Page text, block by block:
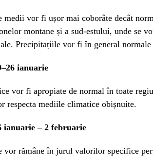
medii vor fi ușor mai coborâte decât
montane și a sud-estului, unde se
Precipitațiile vor fi în general normale
ianuarie
vor fi apropiate de normal în toate
respecta mediile climatice obișnuite.
ianuarie – 2 februarie
vor rămâne în jurul valorilor specifice